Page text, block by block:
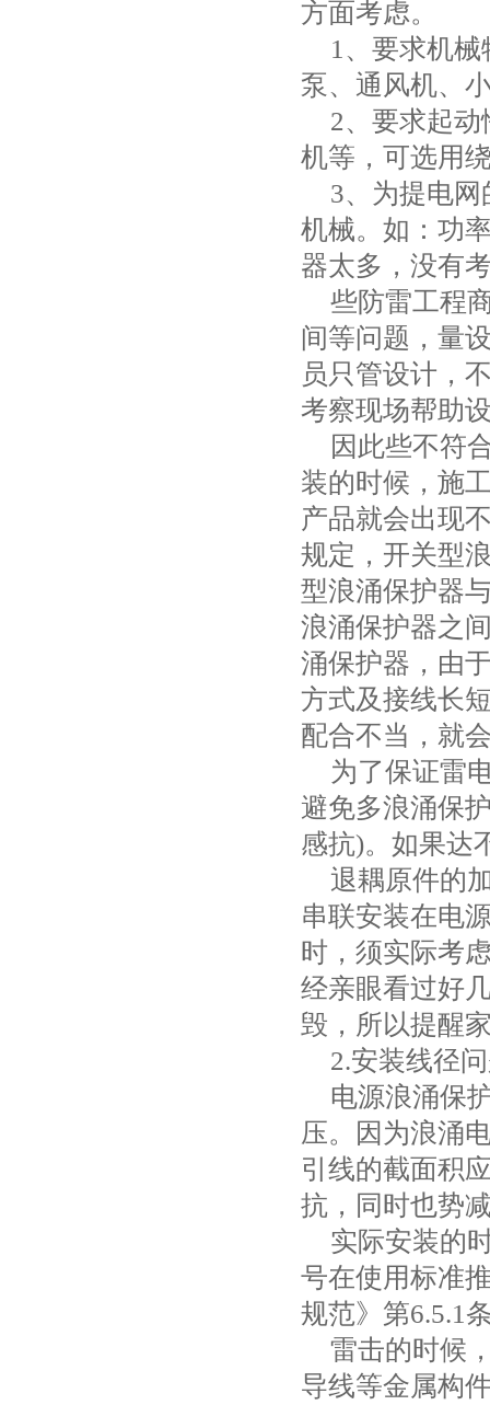
方面考虑。
1 、要求机
泵、通风机、
2、要求起
机等，可选用
3、为提电
机械。如：功
器太多，没有
些防雷工程
间等问题，量
员只管设计，
考察现场帮助
因此些不符
装的时候，施
产品就会出现
规定，开关型
型浪涌保护器
浪涌保护器之
涌保护器，由
方式及接线长
配合不当，就
为了保证雷
避免多浪涌保
感抗)。如果达
退耦原件的
串联安装在电
时，须实际考
经亲眼看过好
毁，所以提醒
2.安装线径
电源浪涌保
压。因为浪涌
引线的截面积
抗，同时也势
实际安装的
号在使用标准
规范》第6.5.1
雷击的时候
导线等金属构